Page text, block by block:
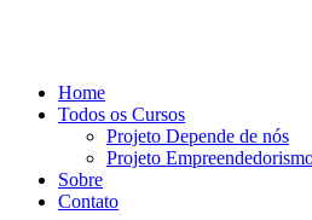
Home
Todos os Cursos
Projeto Depende de nós
Projeto
Sobre
Contato